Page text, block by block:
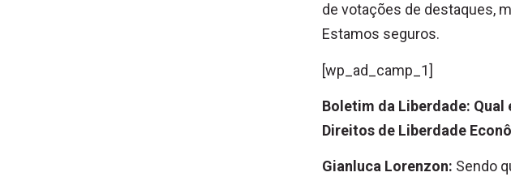
de votações de destaques,
Estamos seguros.
[wp_ad_camp_1]
Boletim da Liberdade:
Direitos de Liberdade
Gianluca Lorenzon: Sendo